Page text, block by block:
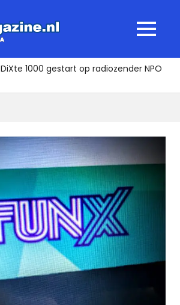
MENU
DiXte 1000 gestart op radiozender NPO